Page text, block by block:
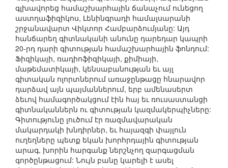
գլխավորեց համաշխարհային ճանաչում ունեցող
աստղաֆիզիկոս, Լենինգրադի համալսարանի
շրջանավարտ Վիկտոր Համբարձումյանը: Այդ
հանճարեղ գիտնականի անունը դարեդար կապրի
20-րդ դարի գիտության համաշխարհային ֆոնդում:
Ֆիզիկայի, ռադիոֆիզիկայի, քիմիայի,
մաթեմատիկայի, կենսաբանության եւ այլ
գիտական ոլորտներում առաջընթացը հնարավոր
դարձավ այն պայմաններում, երբ ամենասերտ
ձեւով համագործակցում էին հայ եւ ռուսաստանցի
գիտնականներն ու գիտության կազմակերպիչները:
Գիտությունը լուծում էր ռազմավարական
մակարդակի խնդիրներ, եւ հայազգի փայլուն
ուղեղները պետք եկան խորհրդային գիտության
արագ, խորին հարգանք ներշնչող զարգացման
գործընթացում: Նույն բանը կարելի է ասել